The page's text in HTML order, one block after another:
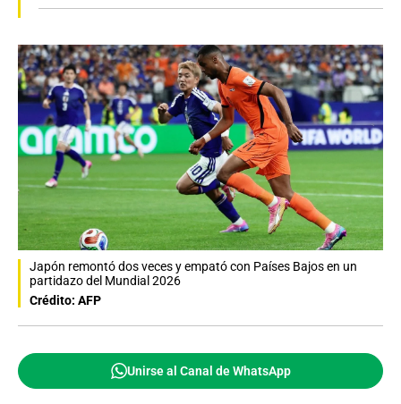
Japón remontó dos veces y empató con Países Bajos en un
partidazo del Mundial 2026
Crédito: AFP
Unirse al Canal de WhatsApp